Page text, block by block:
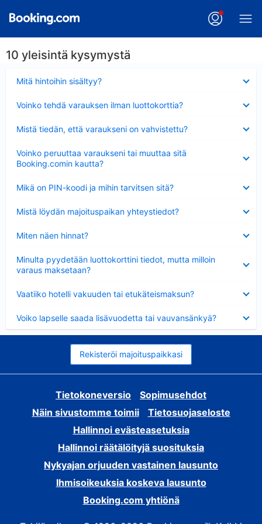
10 yleisintä kysymystä
Mitä hintoihin sisältyy?
Voinko tehdä varauksen ilman luottokorttia?
Mistä tiedän, että varaukseni on vahvistettu?
Voinko peruuttaa varaukseni tai muuttaa sitä
Booking.comin kautta?
Mikä on PIN-koodi ja mihin tarvitsen sitä?
Mistä löydän majoituspaikan yhteystiedot?
Miten näen hinnat?
Minulta pyydetään luottokorttini tiedot, mutta milloin
varaus maksetaan?
Vaatiiko hotelli vakuuden tai etukäteismaksun?
Voiko lapselle saada lisävuodetta tai vauvansänkyä?
Rekisteröi majoituspaikkasi
Tietokoneversio
Sopimusehdot
Näin sivustomme toimii
Tietosuojaseloste
Hallinnoi evästeasetuksia
Hallinnoi räätälöityjä suosituksia
Nykyajan orjuuden vastainen lausunto
Ihmisoikeuksia koskeva lausunto
Booking.com yhtiönä